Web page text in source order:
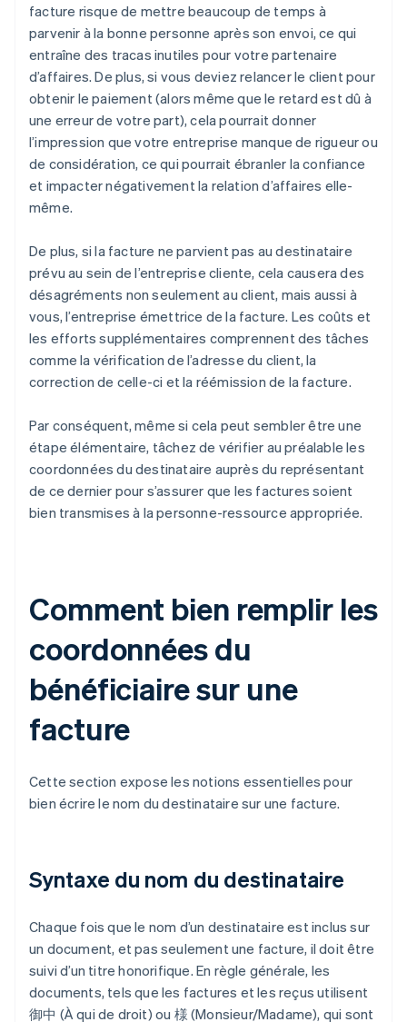
facture risque de mettre beaucoup de temps à
parvenir à la bonne personne après son envoi, ce qui
entraîne des tracas inutiles pour votre partenaire
d’affaires. De plus, si vous deviez relancer le client pour
obtenir le paiement (alors même que le retard est dû à
une erreur de votre part), cela pourrait donner
l’impression que votre entreprise manque de rigueur ou
de considération, ce qui pourrait ébranler la confiance
et impacter négativement la relation d’affaires elle-
même.
De plus, si la facture ne parvient pas au destinataire
prévu au sein de l’entreprise cliente, cela causera des
désagréments non seulement au client, mais aussi à
vous, l’entreprise émettrice de la facture. Les coûts et
les efforts supplémentaires comprennent des tâches
comme la vérification de l’adresse du client, la
correction de celle-ci et la réémission de la facture.
Par conséquent, même si cela peut sembler être une
étape élémentaire, tâchez de vérifier au préalable les
coordonnées du destinataire auprès du représentant
de ce dernier pour s’assurer que les factures soient
bien transmises à la personne-ressource appropriée.
Comment bien remplir les
coordonnées du
bénéficiaire sur une
facture
Cette section expose les notions essentielles pour
bien écrire le nom du destinataire sur une facture.
Syntaxe du nom du destinataire
Chaque fois que le nom d’un destinataire est inclus sur
un document, et pas seulement une facture, il doit être
suivi d’un titre honorifique. En règle générale, les
documents, tels que les factures et les reçus utilisent
御中 (À qui de droit) ou 様 (Monsieur/Madame), qui sont